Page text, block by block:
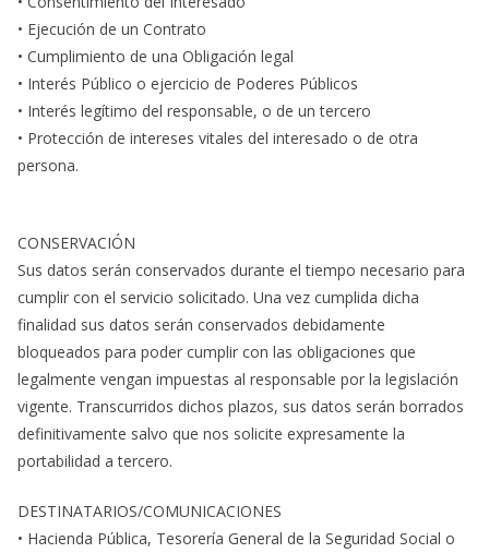
• Ejecución de un Contrato
• Cumplimiento de una Obligación legal
• Interés Público o ejercicio de Poderes Públicos
• Interés legítimo del responsable, o de un tercero
• Protección de intereses vitales del interesado o de otra
persona.
CONSERVACIÓN
Sus datos serán conservados durante el tiempo necesario para
cumplir con el servicio solicitado. Una vez cumplida dicha
finalidad sus datos serán conservados debidamente
bloqueados para poder cumplir con las obligaciones que
legalmente vengan impuestas al responsable por la legislación
vigente. Transcurridos dichos plazos, sus datos serán borrados
definitivamente salvo que nos solicite expresamente la
portabilidad a tercero.
DESTINATARIOS/COMUNICACIONES
• Hacienda Pública, Tesorería General de la Seguridad Social o